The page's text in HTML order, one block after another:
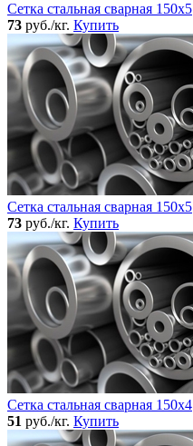
Сетка стальная сварная 150x5
73 руб./кг. Купить
Сетка стальная сварная 150x5
73 руб./кг. Купить
Сетка стальная сварная 150x4
51 руб./кг. Купить